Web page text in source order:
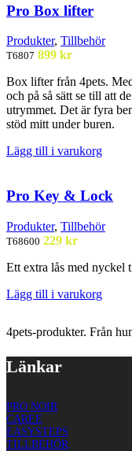
Pro Box lifter
Produkter, Tillbehör
T6807 899 kr
Box lifter från 4pets.
och på så sätt se till att
utrymmet. Det är fyra
stöd mitt under buren.
Lägg till i varukorg
Pro Key & Lock
Produkter, Tillbehör
T68600 229 kr
Ett extra lås med nyckel
Lägg till i varukorg
4pets-produkter. Från
Länkar
PRO NOIR
CAREE
EASYSTEPS
TILLBEHÖR